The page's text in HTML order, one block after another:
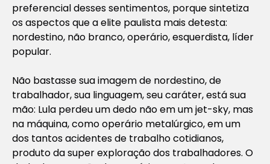
preferencial desses sentimentos, porque sintetiza
os aspectos que a elite paulista mais detesta:
nordestino, não branco, operário, esquerdista, líder
popular.
Não bastasse sua imagem de nordestino, de
trabalhador, sua linguagem, seu caráter, está sua
mão: Lula perdeu um dedo não em um jet-sky, mas
na máquina, como operário metalúrgico, em um
dos tantos acidentes de trabalho cotidianos,
produto da super exploração dos trabalhadores. O